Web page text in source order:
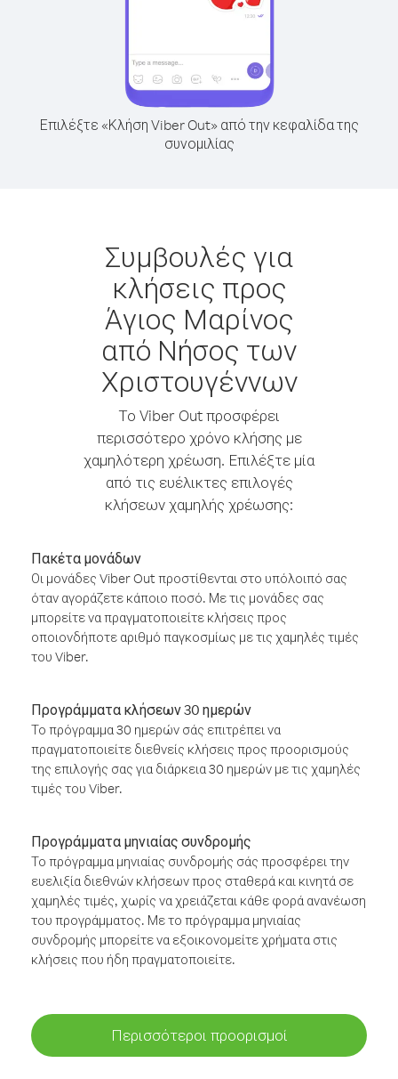
Επιλέξτε «Κλήση Viber Out» από την κεφαλίδα της
συνομιλίας
Συμβουλές για
κλήσεις προς
Άγιος Μαρίνος
από Νήσος των
Χριστουγέννων
Το Viber Out προσφέρει
περισσότερο χρόνο κλήσης με
χαμηλότερη χρέωση. Επιλέξτε μία
από τις ευέλικτες επιλογές
κλήσεων χαμηλής χρέωσης:
Πακέτα μονάδων
Οι μονάδες Viber Out προστίθενται στο υπόλοιπό σας
όταν αγοράζετε κάποιο ποσό. Με τις μονάδες σας
μπορείτε να πραγματοποιείτε κλήσεις προς
οποιονδήποτε αριθμό παγκοσμίως με τις χαμηλές τιμές
του Viber.
Προγράμματα κλήσεων 30 ημερών
Το πρόγραμμα 30 ημερών σάς επιτρέπει να
πραγματοποιείτε διεθνείς κλήσεις προς προορισμούς
της επιλογής σας για διάρκεια 30 ημερών με τις χαμηλές
τιμές του Viber.
Προγράμματα μηνιαίας συνδρομής
Το πρόγραμμα μηνιαίας συνδρομής σάς προσφέρει την
ευελιξία διεθνών κλήσεων προς σταθερά και κινητά σε
χαμηλές τιμές, χωρίς να χρειάζεται κάθε φορά ανανέωση
του προγράμματος. Με το πρόγραμμα μηνιαίας
συνδρομής μπορείτε να εξοικονομείτε χρήματα στις
κλήσεις που ήδη πραγματοποιείτε.
Περισσότεροι προορισμοί